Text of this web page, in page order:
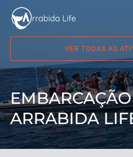
Passar para a navegação primária
Passar para o conteúdo
Passar para o rodapé
VER TODAS AS
EMBARCAÇÃO
ARRABIDA